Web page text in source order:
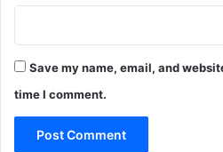
Save my name, email, and
time I comment.